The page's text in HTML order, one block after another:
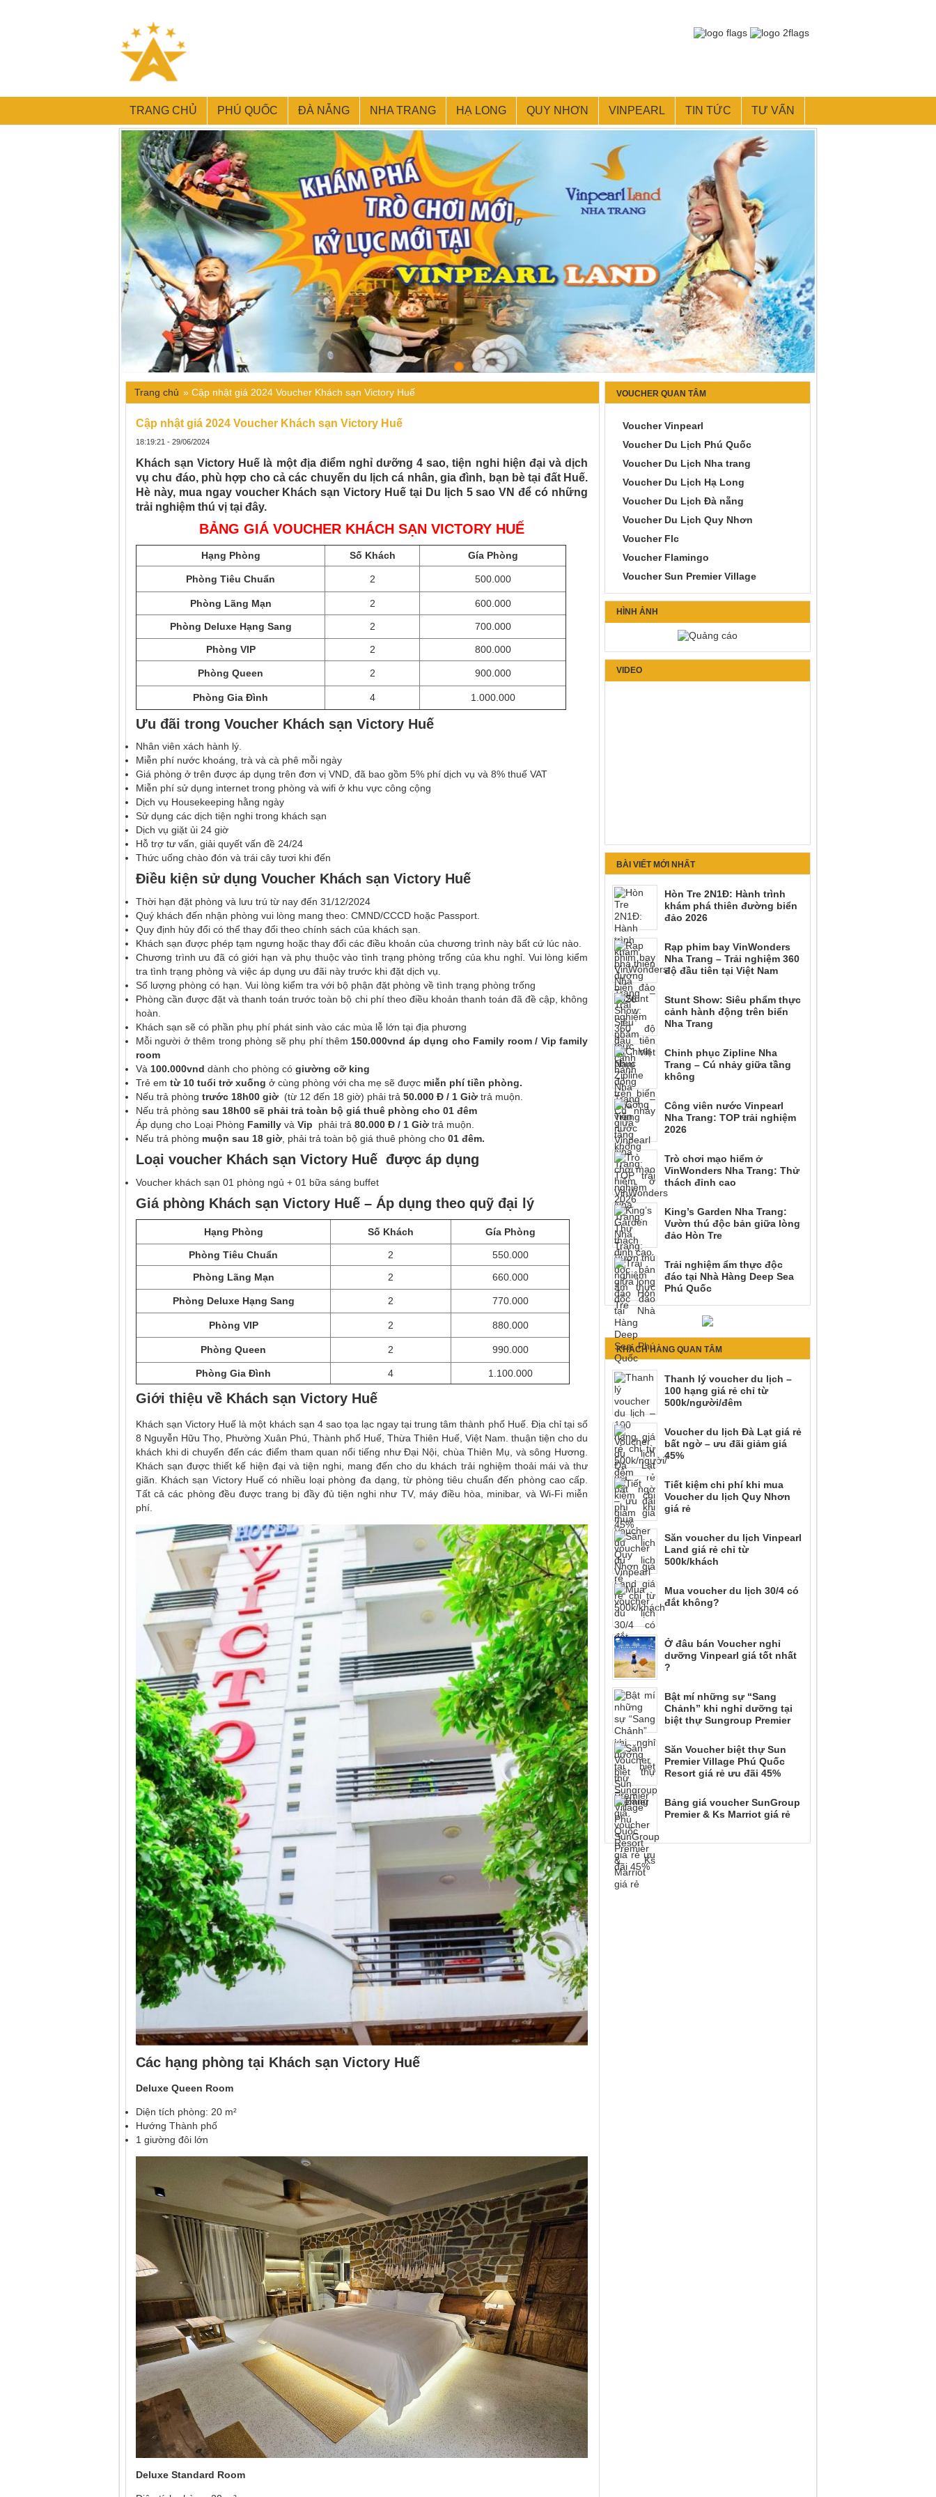
TRANG CHỦ PHÚ QUỐC ĐÀ NẴNG NHA TRANG HẠ LONG QUY NHƠN VINPEARL TIN TỨC TƯ VẤN
Trang chủ » Cập nhật giá 2024 Voucher Khách sạn Victory Huế
Cập nhật giá 2024 Voucher Khách sạn Victory Huế
18:19:21 - 29/06/2024
Khách sạn Victory Huế là một địa điểm nghỉ dưỡng 4 sao, tiện nghi hiện đại và dịch
vụ chu đáo, phù hợp cho cả các chuyến du lịch cá nhân, gia đình, bạn bè tại đất Huế.
Hè này, mua ngay voucher Khách sạn Victory Huế tại Du lịch 5 sao VN để có những
trải nghiệm thú vị tại đây.
BẢNG GIÁ VOUCHER KHÁCH SẠN VICTORY HUẾ
Hạng Phòng Số Khách Gía Phòng
Phòng Tiêu Chuẩn 2 500.000
Phòng Lãng Mạn 2 600.000
Phòng Deluxe Hạng Sang 2 700.000
Phòng VIP 2 800.000
Phòng Queen 2 900.000
Phòng Gia Đình 4 1.000.000
Ưu đãi trong Voucher Khách sạn Victory Huế
Nhân viên xách hành lý.
Miễn phí nước khoáng, trà và cà phê mỗi ngày
Giá phòng ở trên được áp dụng trên đơn vị VND, đã bao gồm 5% phí dịch vụ và 8% thuế VAT
Miễn phí sử dụng internet trong phòng và wifi ở khu vực công cộng
Dịch vụ Housekeeping hằng ngày
Sử dụng các dịch tiện nghi trong khách sạn
Dịch vụ giặt ủi 24 giờ
Hỗ trợ tư vấn, giải quyết vấn đề 24/24
Thức uống chào đón và trái cây tươi khi đến
Điều kiện sử dụng Voucher Khách sạn Victory Huế
Thời hạn đặt phòng và lưu trú từ nay đến 31/12/2024
Quý khách đến nhận phòng vui lòng mang theo: CMND/CCCD hoặc Passport.
Quy định hủy đổi có thể thay đổi theo chính sách của khách sạn.
Khách sạn được phép tạm ngưng hoặc thay đổi các điều khoản của chương trình này bất cứ lúc nào.
Chương trình ưu đã có giới hạn và phụ thuộc vào tình trạng phòng trống của khu nghỉ. Vui lòng kiểm
tra tình trạng phòng và việc áp dụng ưu đãi này trước khi đặt dịch vụ.
Số lượng phòng có hạn. Vui lòng kiểm tra với bộ phận đặt phòng về tình trạng phòng trống
Phòng cần được đặt và thanh toán trước toàn bộ chi phí theo điều khoản thanh toán đã đề cập, không
hoàn.
Khách sạn sẽ có phần phụ phí phát sinh vào các mùa lễ lớn tại địa phương
Mỗi người ở thêm trong phòng sẽ phụ phí thêm150.000vnd áp dụng cho Family room / Vip family
room
Và 100.000vnd dành cho phòng có giường cỡ king
Trẻ em từ 10 tuổi trở xuống ở cùng phòng với cha mẹ sẽ được miễn phí tiền phòng.
Nếu trả phòng trước 18h00 giờ (từ 12 đến 18 giờ) phải trả 50.000 Đ / 1 Giờ trả muộn.
Nếu trả phòng sau 18h00 sẽ phải trả toàn bộ giá thuê phòng cho 01 đêm
Áp dụng cho Loại Phòng Familly và Vip phải trả 80.000 Đ / 1 Giờ trả muộn.
Nếu trả phòng muộn sau 18 giờ, phải trả toàn bộ giá thuê phòng cho 01 đêm.
Loại voucher Khách sạn Victory Huế được áp dụng
Voucher khách sạn 01 phòng ngủ + 01 bữa sáng buffet
Giá phòng Khách sạn Victory Huế – Áp dụng theo quỹ đại lý
Hạng Phòng Số Khách Gía Phòng
Phòng Tiêu Chuẩn 2
550.000
Phòng Lãng Mạn
2 660.000
Phòng Deluxe Hạng Sang 2 770.000
Phòng VIP 2 880.000
Phòng Queen 2 990.000
Phòng Gia Đình 4 1.100.000
Giới thiệu về Khách sạn Victory Huế
Khách sạn Victory Huế là một khách sạn 4 sao tọa lạc ngay tại trung tâm thành phố Huế. Địa chỉ tại số
8 Nguyễn Hữu Thọ, Phường Xuân Phú, Thành phố Huế, Thừa Thiên Huế, Việt Nam. thuận tiện cho du
khách khi di chuyển đến các điểm tham quan nổi tiếng như Đại Nội, chùa Thiên Mụ, và sông Hương.
Khách sạn được thiết kế hiện đại và tiện nghi, mang đến cho du khách trải nghiệm thoải mái và thư
giãn. Khách sạn Victory Huế có nhiều loại phòng đa dạng, từ phòng tiêu chuẩn đến phòng cao cấp.
Tất cả các phòng đều được trang bị đầy đủ tiện nghi như TV, máy điều hòa, minibar, và Wi-Fi miễn
phí.
Các hạng phòng tại Khách sạn Victory Huế
Deluxe Queen Room
Diện tích phòng: 20 m²
Hướng Thành phố
1 giường đôi lớn
Deluxe Standard Room
VOUCHER QUAN TÂM
Voucher Vinpearl
Voucher Du Lịch Phú Quốc
Voucher Du Lịch Nha trang
Voucher Du Lịch Hạ Long
Voucher Du Lịch Đà nẵng
Voucher Du Lịch Quy Nhơn
Voucher Flc
Voucher Flamingo
Voucher Sun Premier Village
HÌNH ẢNH
VIDEO
BÀI VIẾT MỚI NHẤT
Hòn Tre 2N1Đ: Hành trình
khám phá thiên đường biển
đảo 2026
Rạp phim bay VinWonders
Nha Trang – Trải nghiệm 360
độ đầu tiên tại Việt Nam
Stunt Show: Siêu phẩm thực
cảnh hành động trên biển
Nha Trang
Chinh phục Zipline Nha
Trang – Cú nhảy giữa tầng
không
Công viên nước Vinpearl
Nha Trang: TOP trải nghiệm
2026
Trò chơi mạo hiểm ở
VinWonders Nha Trang: Thử
thách đỉnh cao
King’s Garden Nha Trang:
Vườn thú độc bản giữa lòng
đảo Hòn Tre
Trải nghiệm ẩm thực độc
đáo tại Nhà Hàng Deep Sea
Phú Quốc
KHÁCH HÀNG QUAN TÂM
Thanh lý voucher du lịch –
100 hạng giá rẻ chỉ từ
500k/người/đêm
Voucher du lịch Đà Lạt giá rẻ
bất ngờ – ưu đãi giảm giá
45%
Tiết kiệm chi phí khi mua
Voucher du lịch Quy Nhơn
giá rẻ
Săn voucher du lịch Vinpearl
Land giá rẻ chỉ từ
500k/khách
Mua voucher du lịch 30/4 có
đắt không?
Ở đâu bán Voucher nghỉ
dưỡng Vinpearl giá tốt nhất
?
Bật mí những sự “Sang
Chảnh” khi nghỉ dưỡng tại
biệt thự Sungroup Premier
Săn Voucher biệt thự Sun
Premier Village Phú Quốc
Resort giá rẻ ưu đãi 45%
Bảng giá voucher SunGroup
Premier & Ks Marriot giá rẻ